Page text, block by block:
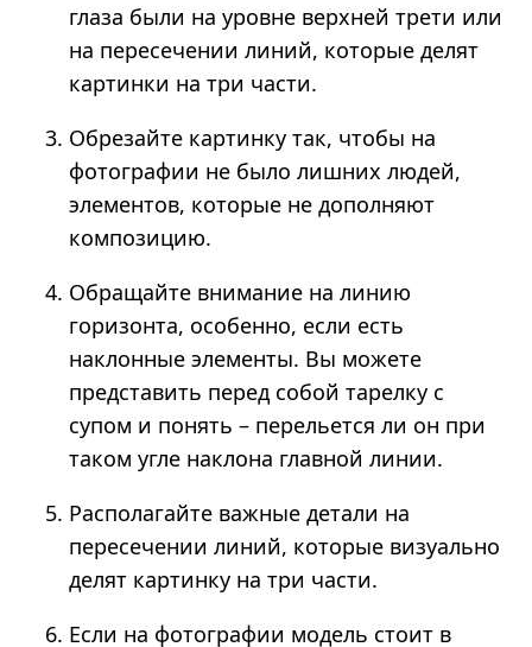
глаза были на уровне верхней трети или
на пересечении линий, которые делят
картинки на три части.
Обрезайте картинку так, чтобы на
фотографии не было лишних людей,
элементов, которые не дополняют
композицию.
Обращайте внимание на линию
горизонта, особенно, если есть
наклонные элементы. Вы можете
представить перед собой тарелку с
супом и понять – перельется ли он при
таком угле наклона главной линии.
Располагайте важные детали на
пересечении линий, которые визуально
делят картинку на три части.
Если на фотографии модель стоит в